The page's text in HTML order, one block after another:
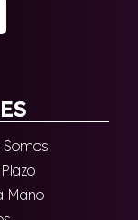
Somos
Mano